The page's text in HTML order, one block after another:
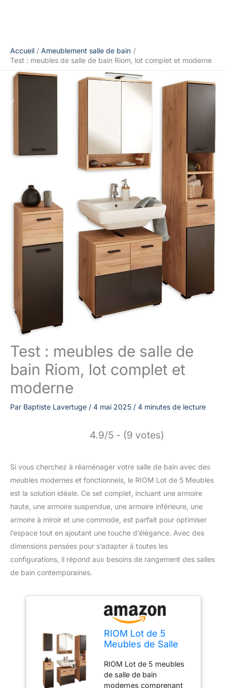
Accueil
Ameublement salle de bain
Test : meubles de salle de bain Riom, lot complet et moderne
Test : meubles de salle de
bain Riom, lot complet et
moderne
Par Baptiste Lavertuge / 4 mai 2025 / 4 minutes de lecture
4.9/5 - (9 votes)
Si vous cherchez à réaménager votre salle de bain avec des
meubles modernes et fonctionnels, le RIOM Lot de 5 Meubles
est la solution idéale. Ce set complet, incluant une armoire
haute, une armoire suspendue, une armoire inférieure, une
armoire à miroir et une commode, est parfait pour optimiser
l’espace tout en ajoutant une touche d’élégance. Avec des
dimensions pensées pour s’adapter à toutes les
configurations, il répond aux besoins de rangement des salles
de bain contemporaines.
RIOM Lot de 5
Meubles de Salle
Comprenant Une
Armoire Haute, Une
RIOM Lot de 5 meubles
de salle de bain
modernes comprenant